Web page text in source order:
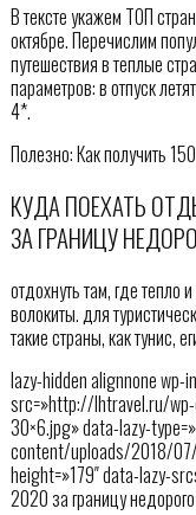
В тексте укажем ТОП
октябре. Перечислим
путешествия в теплые
параметров: в отпуск
4*.
Полезно: Как получить
КУДА ПОЕХАТЬ
ЗА ГРАНИЦУ
отдохнуть там, где тепло
волокиты. для
такие страны, как тунис,
lazy-hidden alignnone
src=»http://lhtravel.ru/
30×6.jpg» data-lazy-
content/uploads/2018/
height=»179″ data-lazy-
2020 за границу недорого